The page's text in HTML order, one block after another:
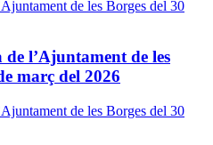
l’Ajuntament de les
març del 2026